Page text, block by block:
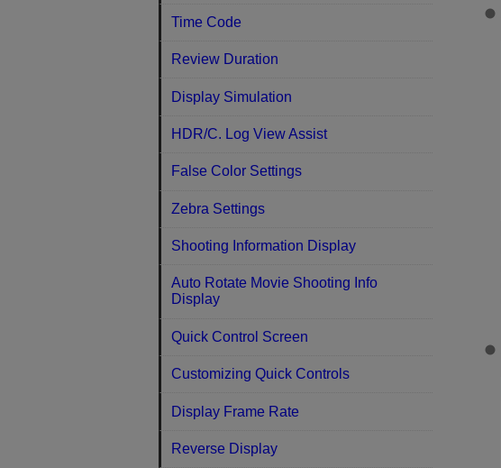
Time Code
Review Duration
Display Simulation
HDR/C. Log View Assist
False Color Settings
Zebra Settings
Shooting Information Display
Auto Rotate Movie Shooting Info
Display
Quick Control Screen
Customizing Quick Controls
Display Frame Rate
Reverse Display